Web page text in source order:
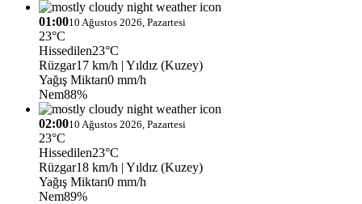
01:0010 Ağustos 2026, Pazartesi
23°C
Hissedilen23°C
Rüzgar17 km/h | Yıldız (Kuzey)
Yağış Miktarı0 mm/h
Nem88%
02:0010 Ağustos 2026, Pazartesi
23°C
Hissedilen23°C
Rüzgar18 km/h | Yıldız (Kuzey)
Yağış Miktarı0 mm/h
Nem89%